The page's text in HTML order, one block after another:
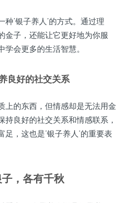
‘银子养人’的方式。通过理
金子，还能让它更好地为你服
会更多的生活智慧。
良好的社交关系
上的东西，但情感却是无法用金
持良好的社交关系和情感联系，
，这也是‘银子养人’的重要表
，各有千秋